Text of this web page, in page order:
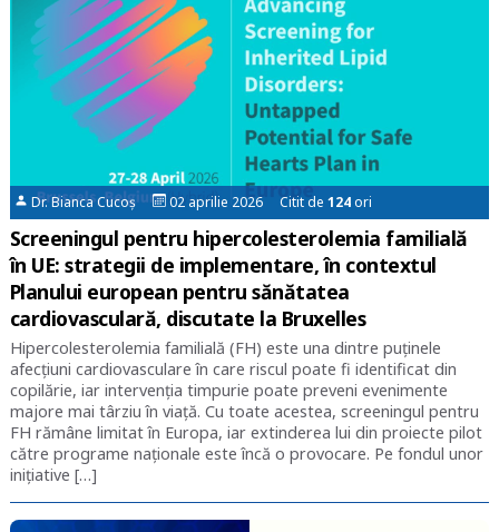
Dr. Bianca Cucoș 02 aprilie 2026 Citit de124ori
Screeningul pentru hipercolesterolemia familială
în UE: strategii de implementare, în contextul
Planului european pentru sănătatea
cardiovasculară, discutate la Bruxelles
Hipercolesterolemia familială (FH) este una dintre puținele
afecțiuni cardiovasculare în care riscul poate fi identificat din
copilărie, iar intervenția timpurie poate preveni evenimente
majore mai târziu în viață. Cu toate acestea, screeningul pentru
FH rămâne limitat în Europa, iar extinderea lui din proiecte pilot
către programe naționale este încă o provocare. Pe fondul unor
inițiative […]